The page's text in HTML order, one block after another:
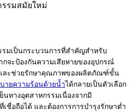
รรมสมัยใหม่
รมเป็นกระบวนการที่สำคัญสำหรับ
กจะป้องกันความเสียหายของอุปกรณ์
และช่วยรักษาคุณภาพของผลิตภัณฑ์ขั้น
ายความร้อนด้วยน้ำได้กลายเป็นตัวเลือก
ทางอุตสาหกรรมเนื่องจากมี
ชื่อถือได้ และต้องการการบำรุงรักษาต่ำ